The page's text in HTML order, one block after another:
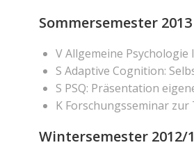
Sommersemester 2013
V Allgemeine Psychologie
S Adaptive Cognition:
S PSQ: Präsentation
K Forschungsseminar zur
Wintersemester 2012/